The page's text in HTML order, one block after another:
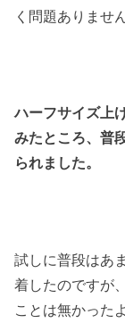
く問題ありませ
ハーフサイズ上
みたところ、普
られました。
試しに普段はあ
着したのですが
ことは無かった